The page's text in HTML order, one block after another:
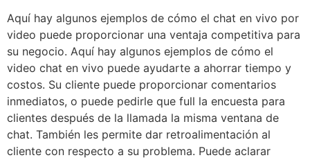
Aquí hay algunos ejemplos de cómo el chat en vivo por
video puede proporcionar una ventaja competitiva para
su negocio. Aquí hay algunos ejemplos de cómo el
video chat en vivo puede ayudarte a ahorrar tiempo y
costos. Su cliente puede proporcionar comentarios
inmediatos, o puede pedirle que full la encuesta para
clientes después de la llamada la misma ventana de
chat. También les permite dar retroalimentación al
cliente con respecto a su problema. Puede aclarar